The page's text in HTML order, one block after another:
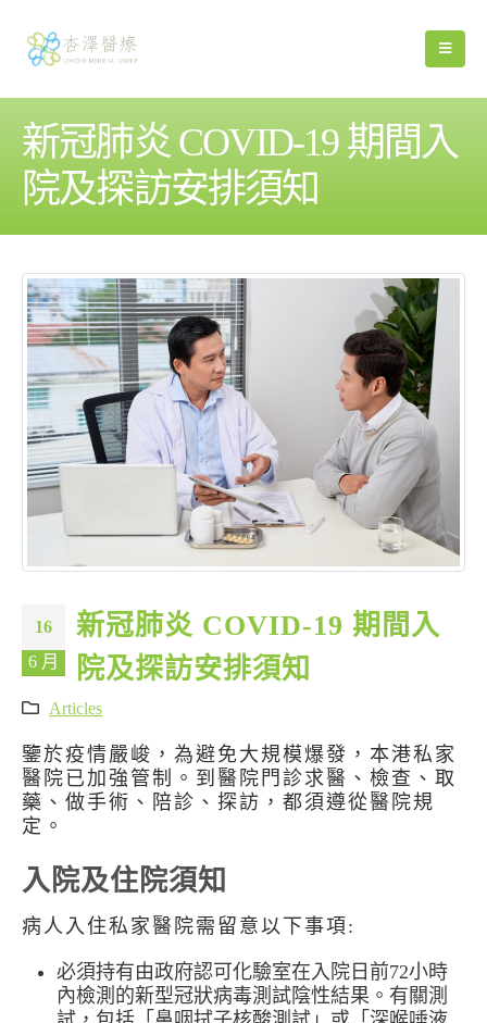
新冠肺炎 COVID-19 期間入
院及探訪安排須知
16
6 月
新冠肺炎 COVID-19 期間入
院及探訪安排須知
Articles
鑒於疫情嚴峻，為避免大規模爆發，本港私家
醫院已加強管制。到醫院門診求醫、檢查、取
藥、做手術、陪診、探訪，都須遵從醫院規
定。
入院及住院須知
病人入住私家醫院需留意以下事項:
必須持有由政府認可化驗室在入院日前72小時
內檢測的新型冠狀病毒測試陰性結果。有關測